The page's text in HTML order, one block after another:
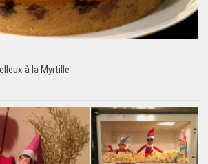
à la Myrtille